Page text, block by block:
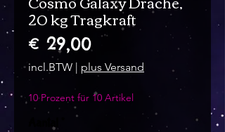
20 kg Tragkraft
€ 29,00Prijs
incl.BTW | plus Versand
10 Prozent für 10 Artikel
Aantal